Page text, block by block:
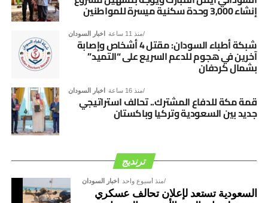
إنشاء 3,000 وحدة سكنية ميسرة للمواطنين
اخبار السودان منذ 11 ساعة
شبكة أطباء السودان: مقتل 4 أشخاص وإصابة
آخرين في هجوم للدعم السريع على “التميد”
بشمال كردفان
اخبار السودان منذ 16 ساعة
قمة مكة للدفاع المشترك.. تحالف استراتيجي
جديد بين السعودية وتركيا وباكستان
ترنديج
اخبار السودان منذ أسبوع واحد
السعودية تستعد لإعلان تحالف عسكري